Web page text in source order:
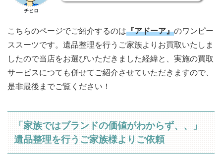
チヒロ
こちらのページでご紹介するのは『アドーア』のワンピー
ススーツです。遺品整理を行うご家族よりお買取いたしま
したので当店をお選びいただきました経緯と、実施の買取
サービスにつても併せてご紹介させていただきますので、
是非最後までご覧ください！
「家族ではブランドの価値がわからず、、」
遺品整理を行うご家族様よりご依頼